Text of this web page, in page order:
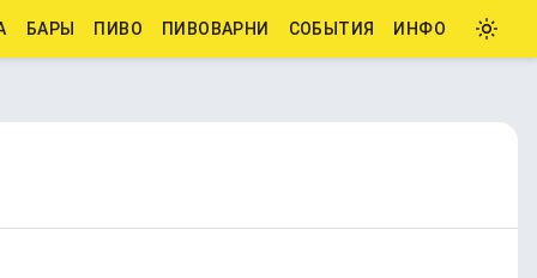
БАРЫ ПИВО ПИВОВАРНИ СОБЫТИЯ ИНФО